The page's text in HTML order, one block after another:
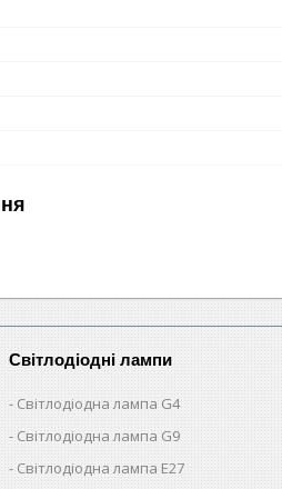
Світлодіодні лампи
Світлодіодна лампа G4
Світлодіодна лампа G9
Світлодіодна лампа E27